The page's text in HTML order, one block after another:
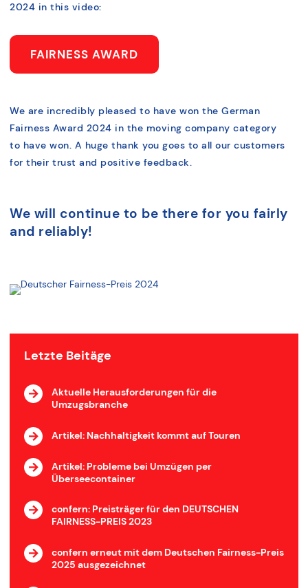
2024 in this video:
FAIRNESS AWARD
We are incredibly pleased to have won the German
Fairness Award 2024 in the moving company category
to have won. A huge thank you goes to all our customers
for their trust and positive feedback.
We will continue to be there for you fairly
and reliably!
Letzte Beitäge
Aktuelle Herausforderungen für die
Umzugsbranche
Artikel: Nachhaltigkeit kommt auf Touren
Artikel: Probleme bei Umzügen per
Überseecontainer
confern: Preisträger für den DEUTSCHEN
FAIRNESS-PREIS 2023
confern erneut mit dem Deutschen Fairness-Preis
2025 ausgezeichnet